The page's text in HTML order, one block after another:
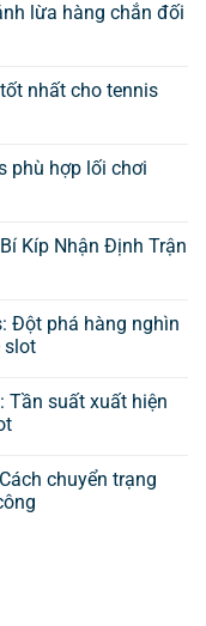
lừa hàng chắn đối
nhất cho tennis
phù hợp lối chơi
Kíp Nhận Định Trận
Đột phá hàng nghìn
slot
Tần suất xuất hiện
chuyển trạng